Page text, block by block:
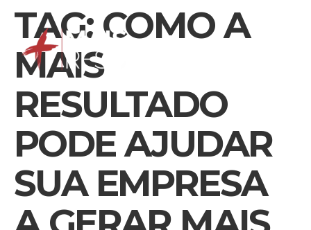
TAG: COMO A
MAIS
RESULTADO
PODE AJUDAR
SUA EMPRESA